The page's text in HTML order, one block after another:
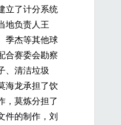
立了计分系统
地负责人王
季杰等其他球
合赛委会勘察
、清洁垃圾
海龙承担了饮
，莫炼分担了
件的制作，刘